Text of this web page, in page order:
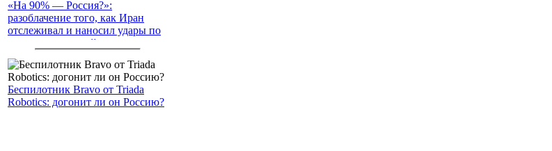
«На 90% — Россия?»:
разоблачение того, как Иран
отслеживал и наносил удары по
американским войскам
Беспилотник Bravo от Triada
Robotics: догонит ли он Россию?